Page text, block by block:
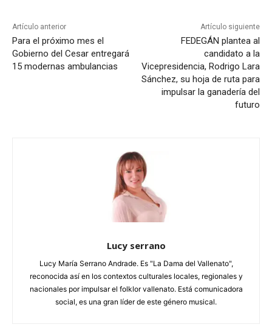
Artículo anterior
Para el próximo mes el
Gobierno del Cesar entregará
15 modernas ambulancias
Artículo siguiente
FEDEGÁN plantea al
candidato a la
Vicepresidencia, Rodrigo Lara
Sánchez, su hoja de ruta para
impulsar la ganadería del
futuro
Lucy serrano
Lucy María Serrano Andrade. Es "La Dama del Vallenato",
reconocida así en los contextos culturales locales, regionales y
nacionales por impulsar el folklor vallenato. Está comunicadora
social, es una gran líder de este género musical.